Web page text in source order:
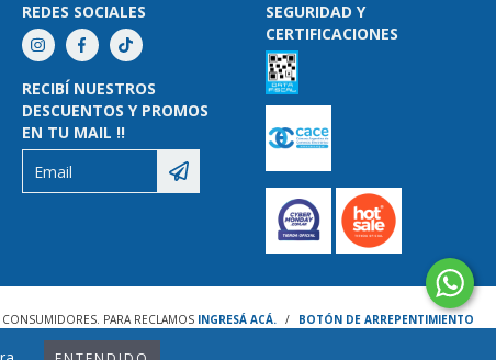
REDES SOCIALES
RECIBÍ NUESTROS
DESCUENTOS Y PROMOS
EN TU MAIL !!
SEGURIDAD Y
CERTIFICACIONES
CONSUMIDORES. PARA RECLAMOS INGRESÁ ACÁ. / BOTÓN DE ARREPENTIMIENTO